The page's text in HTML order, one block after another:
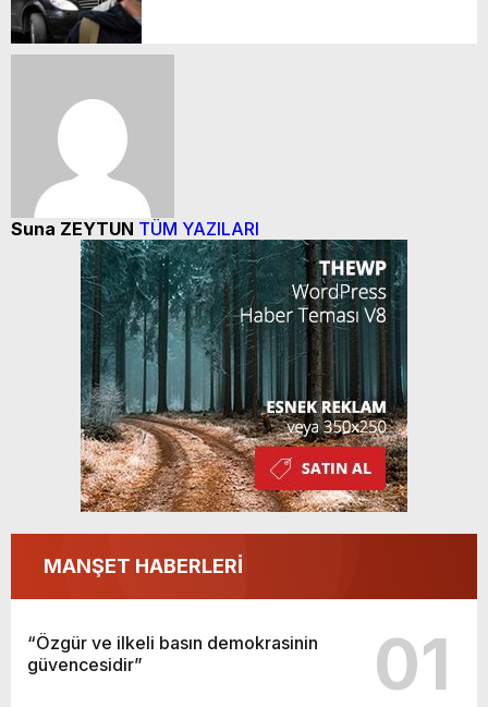
Suna ZEYTUN TÜM YAZILARI
MANŞET HABERLERİ
“Özgür ve ilkeli basın demokrasinin
güvencesidir”
01